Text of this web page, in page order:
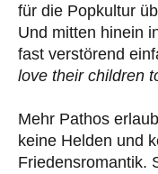
für die Popkultur
Und mitten hinein
fast verstörend
love their children
Mehr Pathos
keine Helden und
Friedensromantik.